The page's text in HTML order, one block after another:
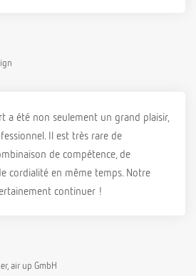
a été non seulement un grand plaisir,
Il est très rare de
de compétence, de
cordialité en même temps. Notre
continuer !
air up GmbH